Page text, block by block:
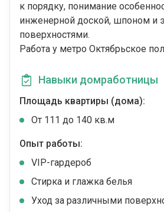
к порядку, понимание
инженерной доской, шпоном и
поверхностями.
Работа у метро Октябрьское
Навыки домработницы
Площадь квартиры (дома):
От 111 до 140 кв.м
Опыт работы:
VIP-гардероб
Стирка и глажка белья
Уход за различными